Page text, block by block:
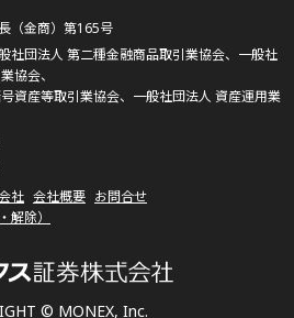
© MONEX, Inc.
（金商）第165号
社団法人 第二種金融商品取引業協会、一般社
協会、
資産等取引業協会、一般社団法人 資産運用業
社 会社概要 お問合せ
解除）